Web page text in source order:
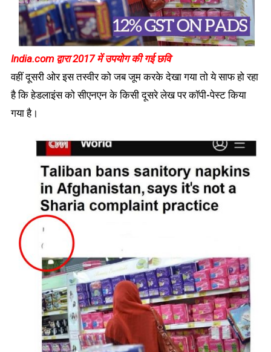
India.com द्वारा 2017 में उपयोग की गई छवि
वहीं दूसरी ओर इस तस्वीर को जब जूम करके देखा गया तो ये साफ हो रहा
है कि हेडलाइंस को सीएनएन के किसी दूसरे लेख पर कॉपी-पेस्ट किया
गया है।